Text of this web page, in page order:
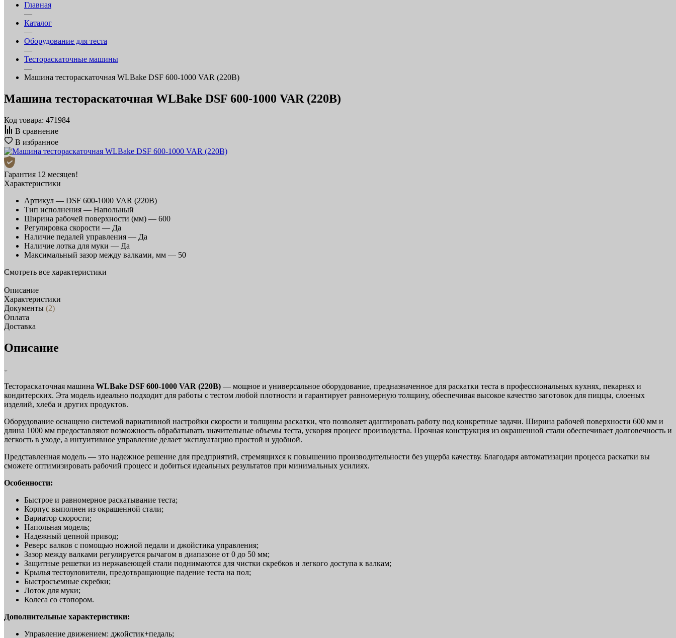
Главная
—
Каталог
—
Оборудование для теста
—
Тестораскаточные машины
—
Машина тестораскаточная WLBake DSF 600-1000 VAR (220В)
Машина тестораскаточная WLBake DSF 600-1000 VAR (220В)
Код товара: 471984
В сравнение
В избранное
Гарантия 12 месяцев!
Характеристики
Артикул — DSF 600-1000 VAR (220В)
Тип исполнения — Напольный
Ширина рабочей поверхности (мм) — 600
Регулировка скорости — Да
Наличие педалей управления — Да
Наличие лотка для муки — Да
Максимальный зазор между валками, мм — 50
Смотреть все характеристики
Описание
Характеристики
Документы (2)
Оплата
Доставка
Описание
Тестораскаточная машина WLBake DSF 600-1000 VAR (220В) — мощное и универсальное оборудование, предназначенное для раскатки теста в профессиональных кухнях, пекарнях и
кондитерских. Эта модель идеально подходит для работы с тестом любой плотности и гарантирует равномерную толщину, обеспечивая высокое качество заготовок для пиццы, слоеных
изделий, хлеба и других продуктов.
Оборудование оснащено системой вариативной настройки скорости и толщины раскатки, что позволяет адаптировать работу под конкретные задачи. Ширина рабочей поверхности 600 мм и
длина 1000 мм предоставляют возможность обрабатывать значительные объемы теста, ускоряя процесс производства. Прочная конструкция из окрашенной стали обеспечивает долговечность и
легкость в уходе, а интуитивное управление делает эксплуатацию простой и удобной.
Представленная модель — это надежное решение для предприятий, стремящихся к повышению производительности без ущерба качеству. Благодаря автоматизации процесса раскатки вы
сможете оптимизировать рабочий процесс и добиться идеальных результатов при минимальных усилиях.
Особенности:
Быстрое и равномерное раскатывание теста;
Корпус выполнен из окрашенной стали;
Вариатор скорости;
Напольная модель;
Надежный цепной привод;
Реверс валков с помощью ножной педали и джойстика управления;
Зазор между валками регулируется рычагом в диапазоне от 0 до 50 мм;
Защитные решетки из нержавеющей стали поднимаются для чистки скребков и легкого доступа к валкам;
Крылья тестоуловители, предотвращающие падение теста на пол;
Быстросъемные скребки;
Лоток для муки;
Колеса со стопором.
Дополнительные характеристики:
Управление движением: джойстик+педаль;